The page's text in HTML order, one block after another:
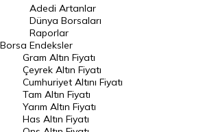
Geçmiş Kapanışlar
Dünya Borsaları
Raporlar
Endeksler
DÖVİZ
Borsa
Adedi Artanlar
Dünya Borsaları
Raporlar
Endeksler
Gram Altın Fiyatı
Çeyrek Altın Fiyatı
Cumhuriyet Altını Fiyatı
Tam Altın Fiyatı
Yarım Altın Fiyatı
Has Altın Fiyatı